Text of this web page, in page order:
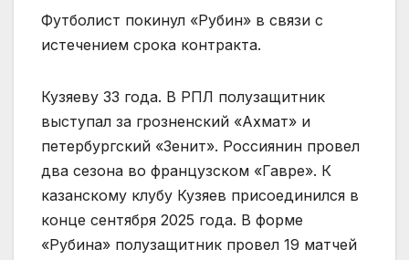
Футболист покинул «Рубин» в связи с
истечением срока контракта.
Кузяеву 33 года. В РПЛ полузащитник
выступал за грозненский «Ахмат» и
петербургский «Зенит». Россиянин провел
два сезона во французском «Гавре». К
казанскому клубу Кузяев присоединился в
конце сентября 2025 года. В форме
«Рубина» полузащитник провел 19 матчей